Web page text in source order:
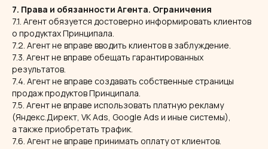
7. Права и обязанности Агента. Ограничения
7.1. Агент обязуется достоверно информировать клиентов
о продуктах Принципала.
7.2. Агент не вправе вводить клиентов в заблуждение.
7.3. Агент не вправе обещать гарантированных
результатов.
7.4. Агент не вправе создавать собственные страницы
продаж продуктов Принципала.
7.5. Агент не вправе использовать платную рекламу
(Яндекс.Директ, VK Ads, Google Ads и иные системы),
а также приобретать трафик.
7.6. Агент не вправе принимать оплату от клиентов.